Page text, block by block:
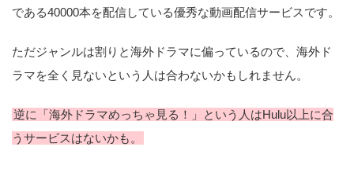
である40000本を配信している優秀な動画配信サービスです。
ただジャンルは割りと海外ドラマに偏っているので、海外ド
ラマを全く見ないという人は合わないかもしれません。
逆に「海外ドラマめっちゃ見る！」という人はHulu以上に合
うサービスはないかも。